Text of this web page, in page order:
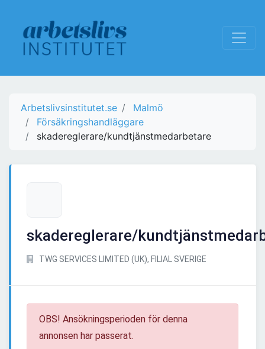
Arbetslivsinstitutet.se
Malmö
Försäkringshandläggare
skadereglerare/kundtjänstmedarbetare
skadereglerare/
TWG SERVICES LIMITED (UK), FILIAL SVERIGE
OBS! Ansökningsperioden för denna
annonsen har passerat.